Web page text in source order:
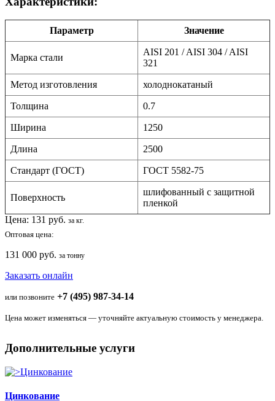
Параметр Значение
Марка стали
AISI 201 / AISI 304 / AISI
321
Метод изготовления холоднокатаный
Толщина 0.7
Ширина 1250
Длина 2500
Стандарт (ГОСТ) ГОСТ 5582-75
Поверхность
шлифованный с защитной
пленкой
Цена: 131 руб. за кг.
Оптовая цена:
131 000 руб. за тонну
Заказать онлайн
или позвоните +7 (495) 987-34-14
Цена может изменяться — уточняйте актуальную стоимость у менеджера.
Дополнительные услуги
Цинкование